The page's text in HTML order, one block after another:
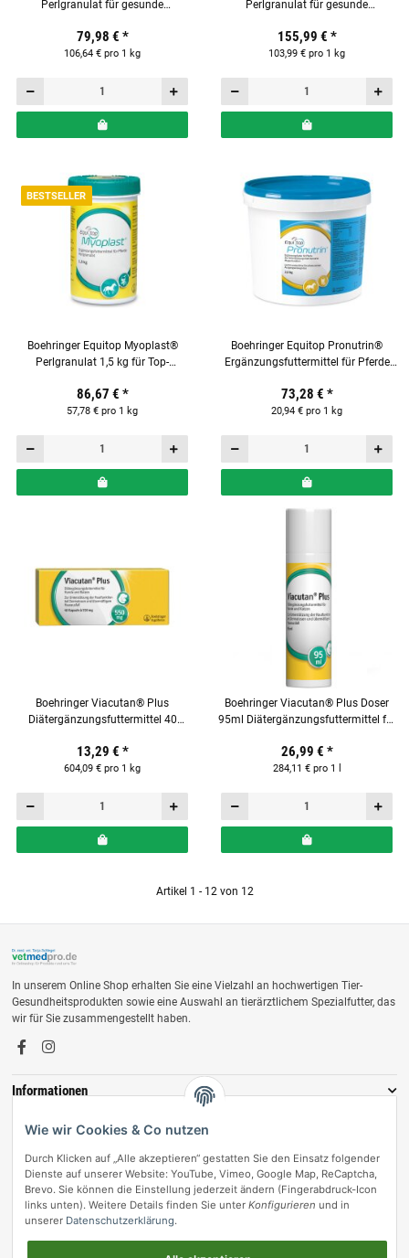
Perlgranulat für gesunde
79,98 € *
106,64 € pro 1 kg
Perlgranulat für gesunde
155,99 € *
103,99 € pro 1 kg
BESTSELLER
Boehringer Equitop Myoplast®
Perlgranulat 1,5 kg für Top-
86,67 € *
57,78 € pro 1 kg
Boehringer Equitop Pronutrin®
Ergänzungsfuttermittel für Pferde
73,28 € *
20,94 € pro 1 kg
Boehringer Viacutan® Plus
Diätergänzungsfuttermittel 40
13,29 € *
604,09 € pro 1 kg
Boehringer Viacutan® Plus Doser
95ml Diätergänzungsfuttermittel für
26,99 € *
284,11 € pro 1 l
Artikel 1 - 12 von 12
In unserem Online Shop erhalten Sie eine Vielzahl an hochwertigen Tier-
Gesundheitsprodukten sowie eine Auswahl an tierärztlichem Spezialfutter, das
wir für Sie zusammengestellt haben.
Informationen
Zahlungsmöglichkeiten
Wie wir Cookies & Co nutzen
Durch Klicken auf „Alle akzeptieren“ gestatten Sie den Einsatz folgender
Dienste auf unserer Website: YouTube, Vimeo, Google Map, ReCaptcha,
Brevo. Sie können die Einstellung jederzeit ändern (Fingerabdruck-Icon
links unten). Weitere Details finden Sie unter Konfigurieren und in
unserer Datenschutzerklärung.